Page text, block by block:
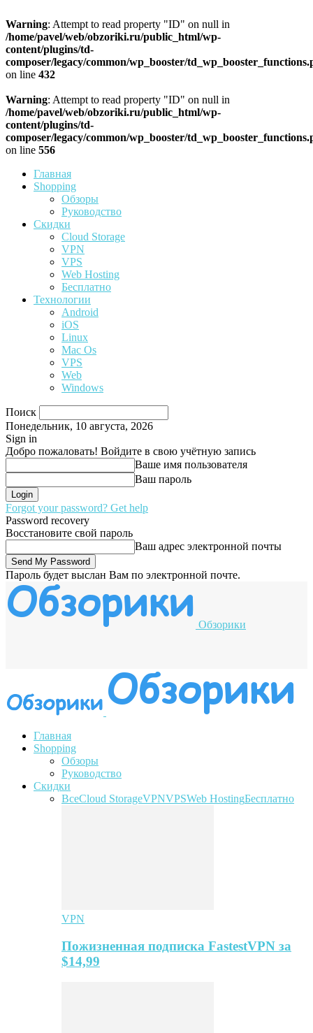
Warning: Attempt to read property "ID" on null in
/home/pavel/web/obzoriki.ru/public_html/wp-
content/plugins/td-
composer/legacy/common/wp_booster/
on line 432
Warning: Attempt to read property "ID" on null in
/home/pavel/web/obzoriki.ru/public_html/wp-
content/plugins/td-
composer/legacy/common/wp_booster/
on line 556
Главная
Shopping
Обзоры
Руководство
Скидки
Cloud Storage
VPN
VPS
Web Hosting
Бесплатно
Технологии
Android
iOS
Linux
Mac Os
VPS
Web
Windows
Поиск
Понедельник, 10 августа, 2026
Sign in
Добро пожаловать! Войдите в свою учётную запись
Ваше имя пользователя
Ваш пароль
Forgot your password? Get help
Password recovery
Восстановите свой пароль
Ваш адрес электронной почты
Пароль будет выслан Вам по электронной почте.
Обзорики
Главная
Shopping
Обзоры
Руководство
Скидки
ВсеCloud StorageVPNVPSWeb HostingБесплатно
VPN
Пожизненная подписка FastestVPN за
$14,99